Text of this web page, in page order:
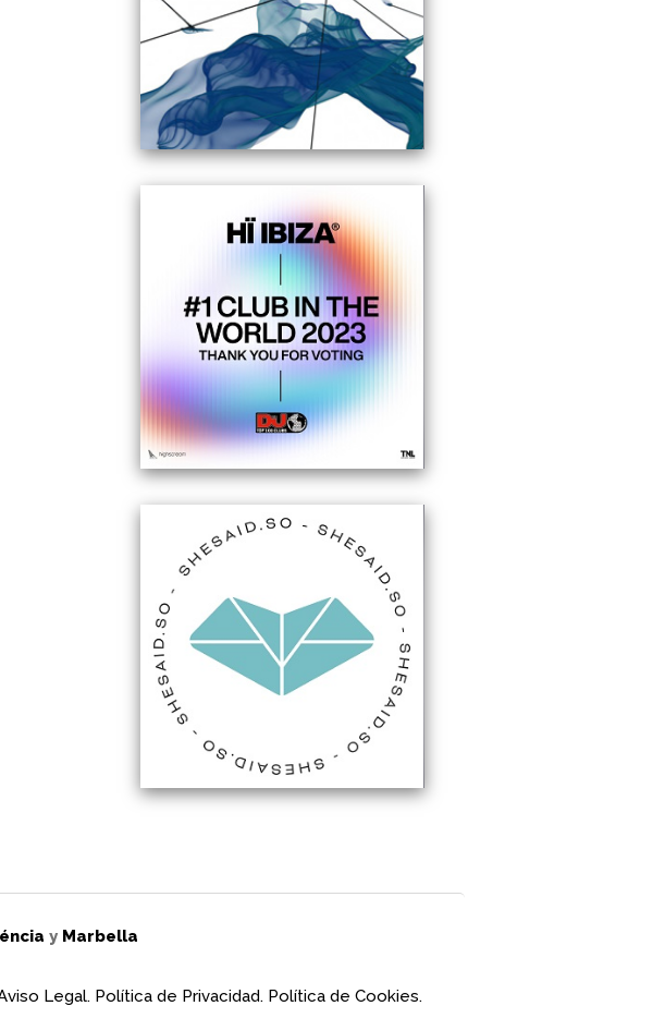
y Marbella
Legal. Política de Privacidad. Política de Cookies.